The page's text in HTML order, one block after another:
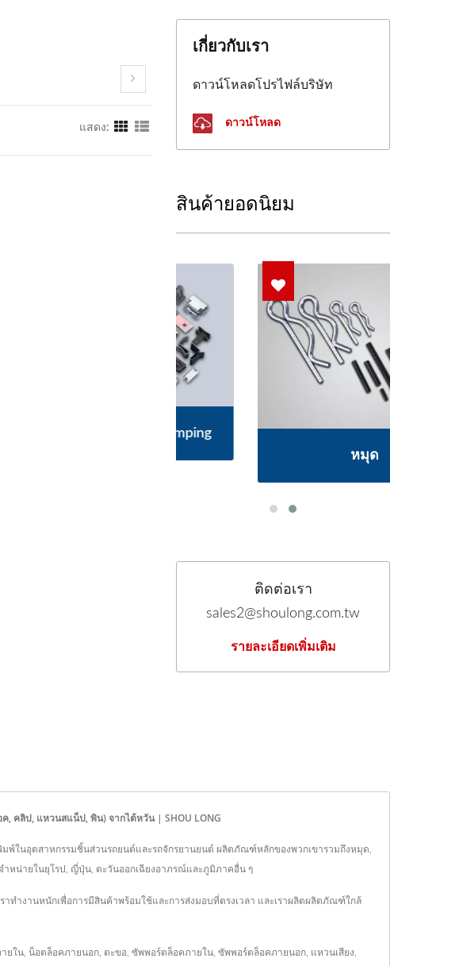
แสดง:
เกี่ยวกับเรา
ดาวน์โหลดโปรไฟล์บริษัท
ดาวน์โหลด
สินค้ายอดนิยม
ติดต่อเรา
sales2@shoulong.com.tw
รายละเอียดเพิ่มเติม
, คลิป, แหวนสแน็ป, พิน) จากไต้หวัน | SHOU LONG
พ์ในอุตสาหกรรมชิ้นส่วนรถยนต์และรถจักรยานยนต์ ผลิตภัณฑ์หลักของพวกเขารวมถึงหมุด,
ำหน่ายในยุโรป, ญี่ปุ่น, ตะวันออกเฉียงอาภรณ์และภูมิภาคอื่น ๆ
ำงานหนักเพื่อการมีสินค้าพร้อมใช้และการส่งมอบที่ตรงเวลา และเราผลิตผลิตภัณฑ์ใกล้
น, น็อตล็อคภายนอก, ตะขอ, ซัพพอร์ตล็อคภายใน, ซัพพอร์ตล็อคภายนอก, แหวนเสียง,